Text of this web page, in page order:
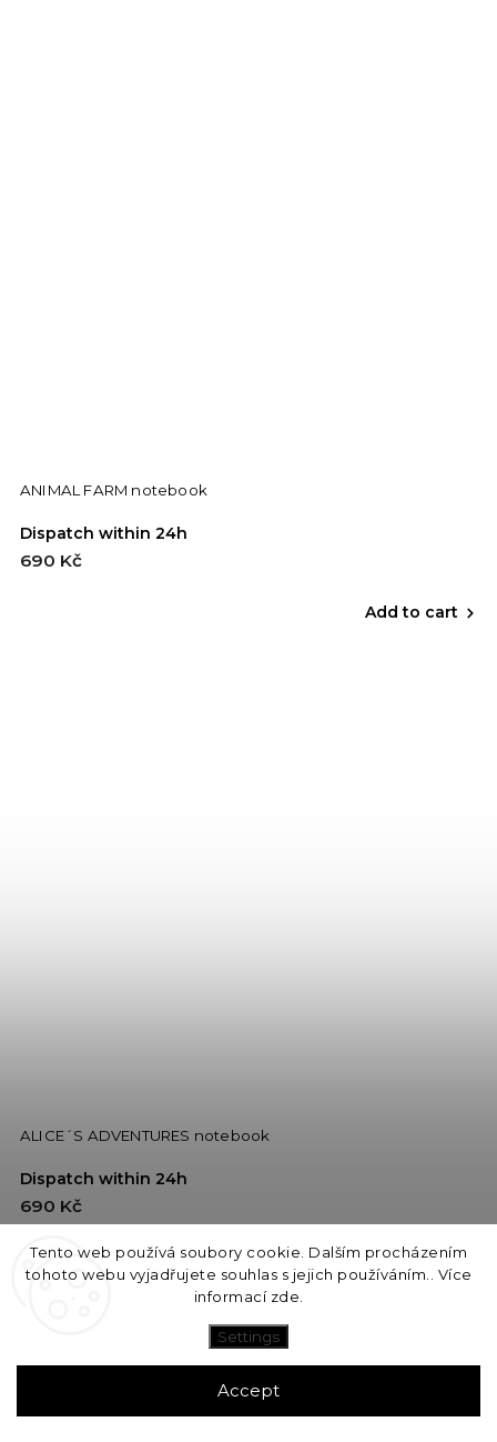
Tento web používá soubory cookie. Dalším procházením
tohoto webu vyjadřujete souhlas s jejich používáním.. Více
informací zde
Settings
Accept
ANIMAL FARM notebook
Dispatch within 24h
690 Kč
Add to cart
ALICE´S ADVENTURES notebook
Dispatch within 24h
690 Kč
Add to cart
(+420) 777 314 259